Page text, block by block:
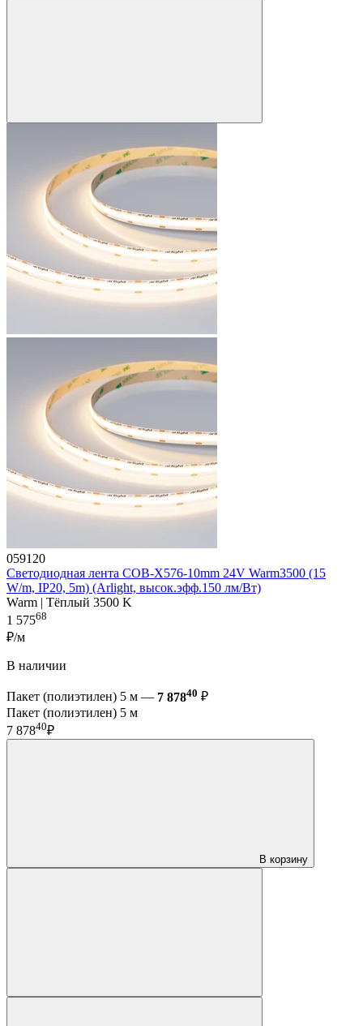
059120
Светодиодная лента COB-X576-10mm 24V Warm3500 (15
W/m, IP20, 5m) (Arlight, высок.эфф.150 лм/Вт)
Warm | Тёплый 3500 K
1 57568
₽/м
В наличии
Пакет (полиэтилен) 5 м — 7 87840 ₽
Пакет (полиэтилен) 5 м
7 87840₽
В корзину